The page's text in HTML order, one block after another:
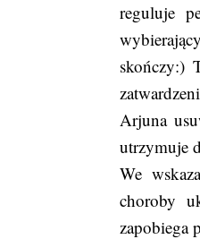
reguluje
skończy:)
Arjuna
utrzymuje
We
choroby
zapobiega